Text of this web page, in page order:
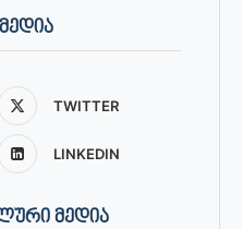
TWITTER
LINKEDIN
ᲛᲔᲓᲘᲐ